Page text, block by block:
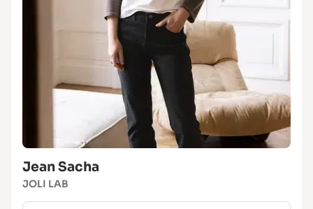
Jean Sacha
JOLI LAB